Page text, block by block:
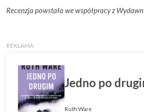
Recenzja powstała we współpracy z